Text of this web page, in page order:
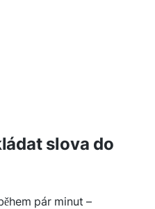
slova do
pár minut –